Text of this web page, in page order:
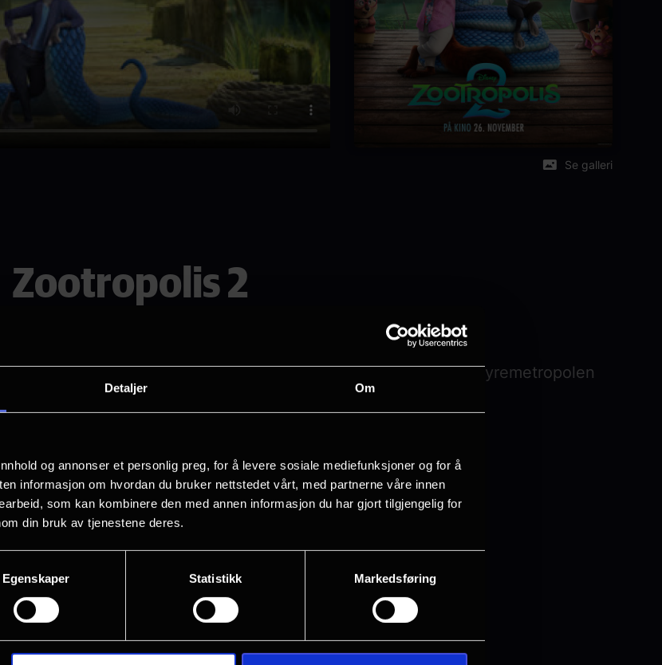
Detaljer Om
og annonser et personlig preg, for å levere sosiale mediefunksjoner og for å
informasjon om hvordan du bruker nettstedet vårt, med partnerne våre innen
som kan kombinere den med annen informasjon du har gjort tilgjengelig for
din bruk av tjenestene deres.
Egenskaper Statistikk Markedsføring
Se galleri
Zootropolis 2
En mystisk reptil har dukket opp i Zootropolis, og snudd hele dyremetropolen
på hodet. Detektivene Judy Hopps og Nick Wilde er på saken!